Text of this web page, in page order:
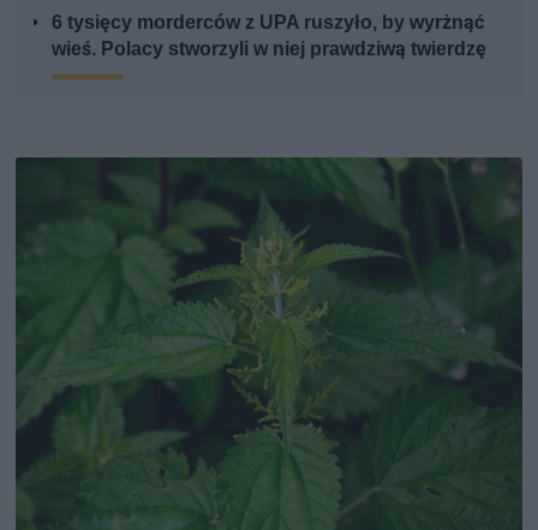
6 tysięcy morderców z UPA ruszyło, by wyrżnąć
wieś. Polacy stworzyli w niej prawdziwą twierdzę